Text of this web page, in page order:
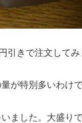
引きで注文してみ
が特別多いわけ
ました。大盛り